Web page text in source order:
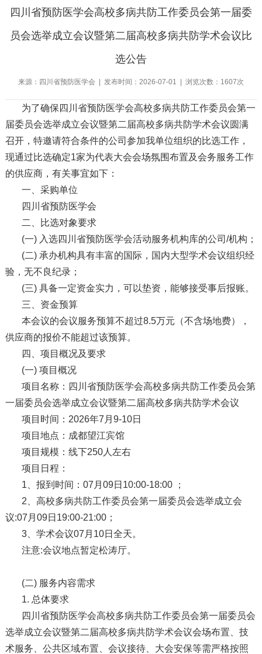
四川省预防医学会高校多病共防工作委员会第一届委
员会选举成立会议暨第二届高校多病共防学术会议比
选公告
来源：四川省预防医学会 | 发布时间：2026-07-01 | 浏览次数：1607次
为了确保四川省预防医学会高校多病共防工作委员会第一
届委员会选举成立会议暨第二届高校多病共防学术会议圆满
召开，特邀请符合条件的公司参加我单位组织的比选工作，
现通过比选确定1家为代表大会会场氛围布置及会务服务工作
的供应商，有关事宜如下：
一、采购单位
四川省预防医学会
二、比选对象要求
(一) 入选四川省预防医学会活动服务机构库的公司/机构；
(二) 承办机构具有丰富的国际，国内大型学术会议组织经
验，无不良纪录；
(三) 具备一定资金实力，可以垫资，能够接受事后报账。
三、资金预算
本会议的会议服务预算不超过8.5万元（不含场地费），
供应商的报价不能超过该预算。
四、项目概况及要求
(一) 项目概况
项目名称：四川省预防医学会高校多病共防工作委员会第
一届委员会选举成立会议暨第二届高校多病共防学术会议
项目时间：2026年7月9-10日
项目地点：成都望江宾馆
项目规模：线下250人左右
项目日程：
1、报到时间：07月09日10:00-18:00 ；
2、高校多病共防工作委员会第一届委员会选举成立会
议:07月09日19:00-21:00；
3、学术会议07月10日全天。
注意:会议地点暂定松涛厅。
(二) 服务内容需求
1. 总体要求
四川省预防医学会高校多病共防工作委员会第一届委员会
选举成立会议暨第二届高校多病共防学术会议会场布置、技
术服务、公共区域布置、会议接待、大会安保等需严格按照